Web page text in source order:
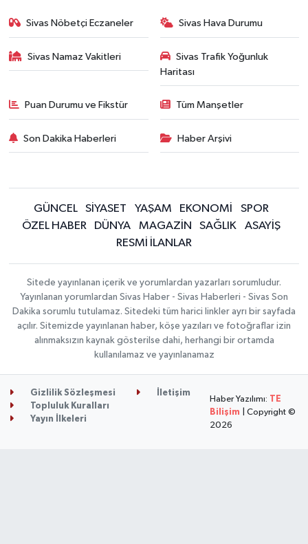
Sivas Nöbetçi Eczaneler Sivas Hava Durumu
Sivas Namaz Vakitleri
Sivas Trafik Yoğunluk
Haritası
Puan Durumu ve Fikstür Tüm Manşetler
Son Dakika Haberleri Haber Arşivi
GÜNCEL SİYASET YAŞAM EKONOMİ
SPOR
ÖZEL HABER
DÜNYA MAGAZİN SAĞLIK
ASAYİŞ
RESMİ İLANLAR
Sitede yayınlanan içerik ve yorumlardan yazarları sorumludur.
Yayınlanan yorumlardan Sivas Haber - Sivas Haberleri - Sivas Son
Dakika sorumlu tutulamaz. Sitedeki tüm harici linkler ayrı bir sayfada
açılır. Sitemizde yayınlanan haber, köşe yazıları ve fotoğraflar izin
alınmaksızın kaynak gösterilse dahi, herhangi bir ortamda
kullanılamaz ve yayınlanamaz
Gizlilik Sözleşmesi
İletişim
Topluluk Kuralları
Yayın İlkeleri
Haber Yazılımı: TE
Bilişim | Copyright ©
2026